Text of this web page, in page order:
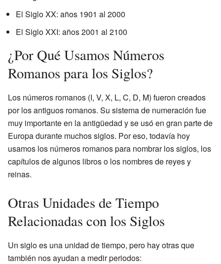
El Siglo XX: años 1901 al 2000
El Siglo XXI: años 2001 al 2100
¿Por Qué Usamos Números
Romanos para los Siglos?
Los números romanos (I, V, X, L, C, D, M) fueron creados
por los antiguos romanos. Su sistema de numeración fue
muy importante en la antigüedad y se usó en gran parte de
Europa durante muchos siglos. Por eso, todavía hoy
usamos los números romanos para nombrar los siglos, los
capítulos de algunos libros o los nombres de reyes y
reinas.
Otras Unidades de Tiempo
Relacionadas con los Siglos
Un siglo es una unidad de tiempo, pero hay otras que
también nos ayudan a medir periodos: